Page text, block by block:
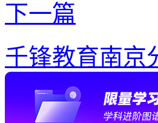
下一篇
千锋教育南京